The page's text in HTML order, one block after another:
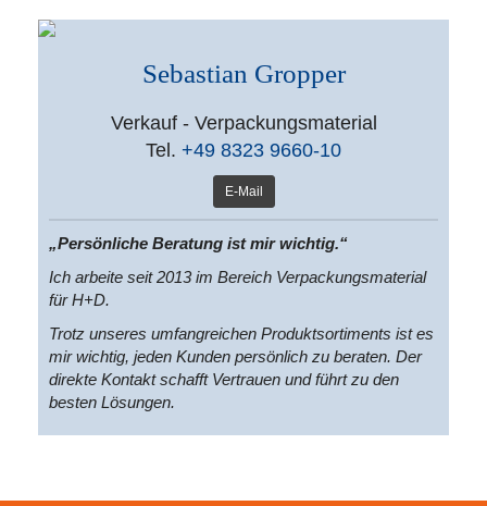
Sebastian Gropper
Verkauf - Verpackungsmaterial
Tel. +49 8323 9660-10
E-Mail
„Persönliche Beratung ist mir wichtig.“
Ich arbeite seit 2013 im Bereich Verpackungsmaterial
für H+D.
Trotz unseres umfangreichen Produktsortiments ist es
mir wichtig, jeden Kunden persönlich zu beraten. Der
direkte Kontakt schafft Vertrauen und führt zu den
besten Lösungen.